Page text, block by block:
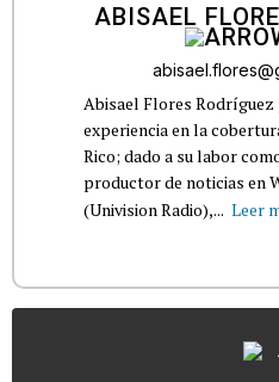
ABISAEL
Abisael Flores Rodríguez
experiencia en la
Rico; dado a su labor
productor de noticias en
(Univision Radio),... Leer